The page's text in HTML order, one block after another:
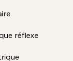
réflexe